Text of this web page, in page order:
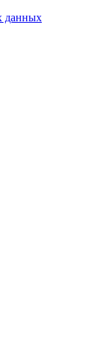
данных